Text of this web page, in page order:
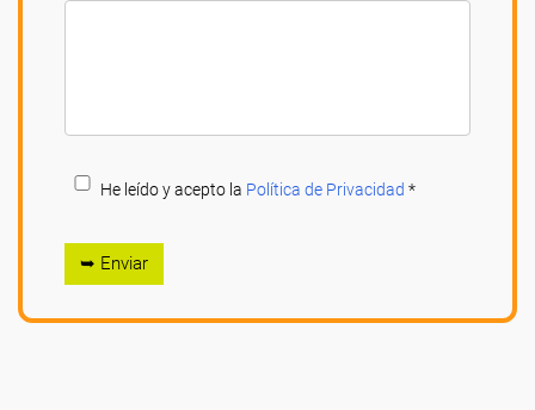
He leído y acepto la Política de Privacidad *
➥ Enviar